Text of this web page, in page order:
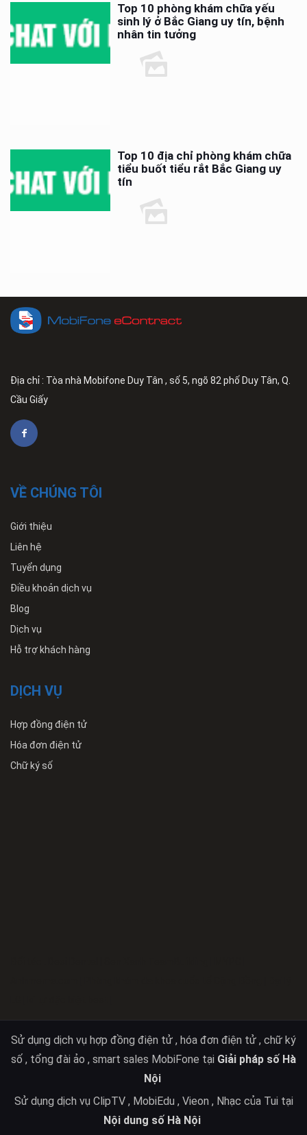
Top 10 phòng khám chữa yếu
sinh lý ở Bắc Giang uy tín, bệnh
nhân tin tưởng
Top 10 địa chỉ phòng khám chữa
tiểu buốt tiểu rắt Bắc Giang uy
tín
Địa chỉ : Tòa nhà Mobifone Duy Tân , số 5, ngõ 82 phố Duy Tân, Q.
Cầu Giấy
VỀ CHÚNG TÔI
Giới thiệu
Liên hệ
Tuyển dụng
Điều khoản dịch vụ
Blog
Dịch vụ
Hỗ trợ khách hàng
DỊCH VỤ
Hợp đồng điện tử
Hóa đơn điện tử
Chữ ký số
Sử dụng dịch vụ hợp đồng điện tử , hóa đơn điện tử , chữ ký
số , tổng đài ảo , smart sales MobiFone tại Giải pháp số Hà
Nội
Sử dụng dịch vụ ClipTV , MobiEdu , Vieon , Nhạc của Tui tại
Nội dung số Hà Nội